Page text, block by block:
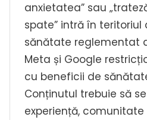
anxietatea” sau
spate” intră în
sănătate reglementat
Meta și Google
cu beneficii de
Conținutul trebuie să
experiență,